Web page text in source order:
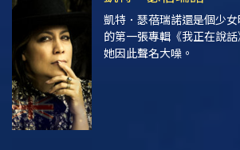
凱特．瑟蓓瑞諾還是個少
的第一張專輯《我正在說
她因此聲名大噪。